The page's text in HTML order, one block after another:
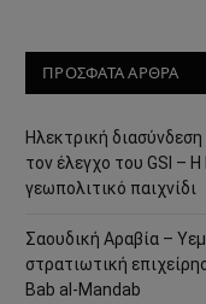
ΠΡΟΣΦΑΤΑ ΑΡΘΡΑ
Ηλεκτρική
τον έλεγχο του GSI – Η
γεωπολιτικό παιχνίδι
Σαουδική Αραβία –
στρατιωτική
Bab al-Mandab